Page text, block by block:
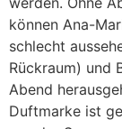
können Ana-
schlecht
Rückraum) und
Abend
Duftmarke ist